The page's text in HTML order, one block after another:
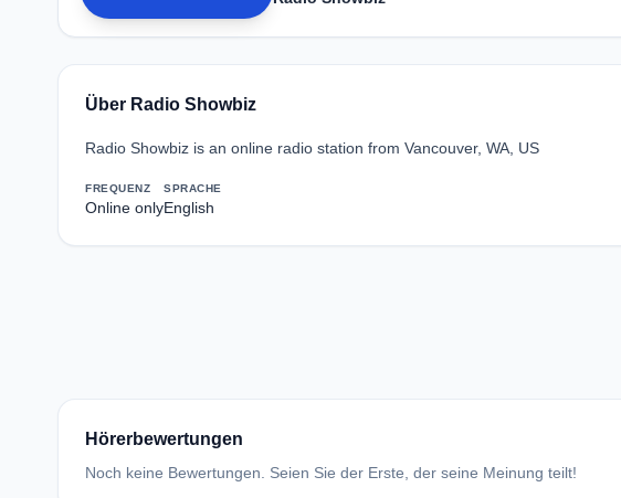
Über Radio Showbiz
Radio Showbiz is an online radio station from Vancouver, WA, US
FREQUENZ
Online only
SPRACHE
English
Hörerbewertungen
Noch keine Bewertungen. Seien Sie der Erste, der seine Meinung teilt!